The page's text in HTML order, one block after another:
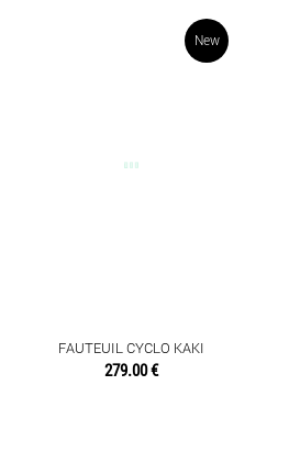
New
FAUTEUIL CYCLO KAKI
279.00 €